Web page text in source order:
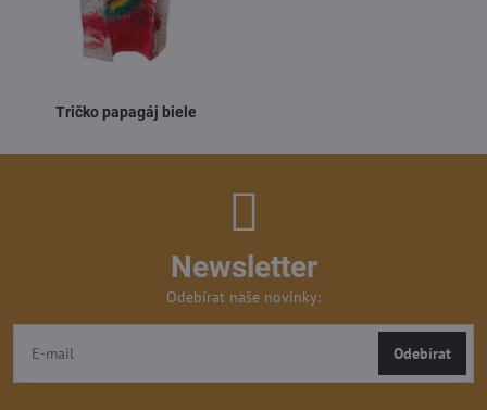
Tričko papagáj biele
Newsletter
Odebírat naše novinky:
Odebírat